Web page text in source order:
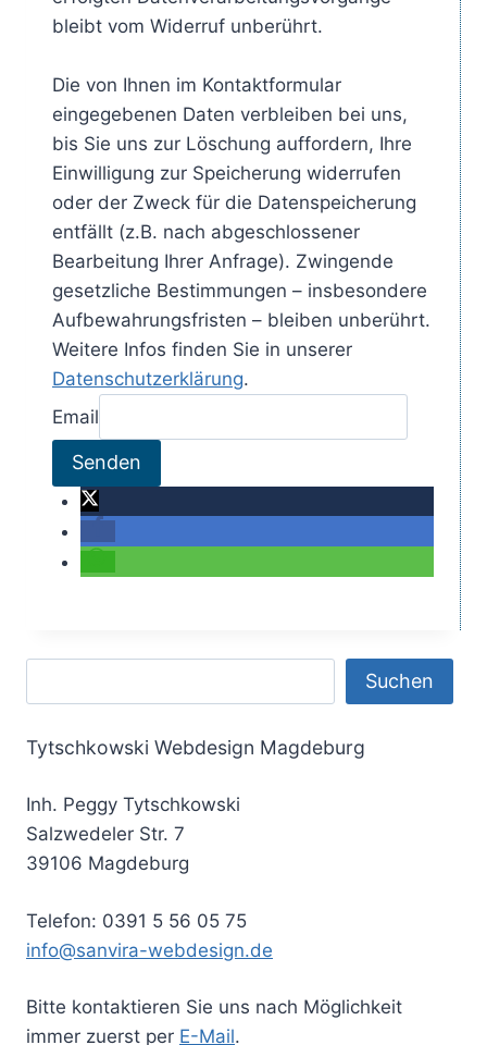
bleibt vom Widerruf unberührt.
Die von Ihnen im Kontaktformular
eingegebenen Daten verbleiben bei uns,
bis Sie uns zur Löschung auffordern, Ihre
Einwilligung zur Speicherung widerrufen
oder der Zweck für die Datenspeicherung
entfällt (z.B. nach abgeschlossener
Bearbeitung Ihrer Anfrage). Zwingende
gesetzliche Bestimmungen – insbesondere
Aufbewahrungsfristen – bleiben unberührt.
Weitere Infos finden Sie in unserer
Datenschutzerklärung.
Email
Senden
Suchen
Tytschkowski Webdesign Magdeburg
Inh. Peggy Tytschkowski
Salzwedeler Str. 7
39106 Magdeburg
Telefon: 0391 5 56 05 75
info@sanvira-webdesign.de
Bitte kontaktieren Sie uns nach Möglichkeit
immer zuerst per E-Mail.